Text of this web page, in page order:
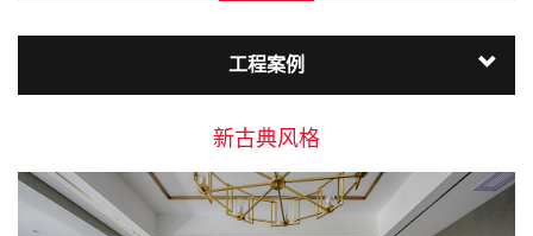
工程案例
新古典风格